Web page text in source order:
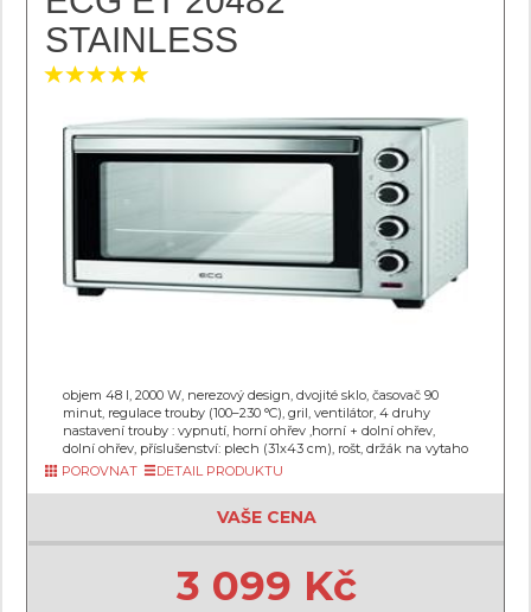
STAINLESS
objem 48 l, 2000 W, nerezový design, dvojité sklo, časovač 90
minut, regulace trouby (100–230 °C), gril, ventilátor, 4 druhy
nastavení trouby : vypnutí, horní ohřev ,horní + dolní ohřev,
dolní ohřev, příslušenství: plech (31x43 cm), rošt, držák na vytaho
POROVNAT
DETAIL PRODUKTU
VAŠE CENA
3 099 Kč